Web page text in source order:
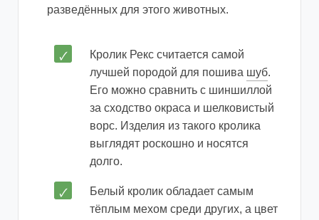
разведённых для этого животных.
Кролик Рекс считается самой
лучшей породой для пошива шуб.
Его можно сравнить с шиншиллой
за сходство окраса и шелковистый
ворс. Изделия из такого кролика
выглядят роскошно и носятся
долго.
Белый кролик обладает самым
тёплым мехом среди других, а цвет